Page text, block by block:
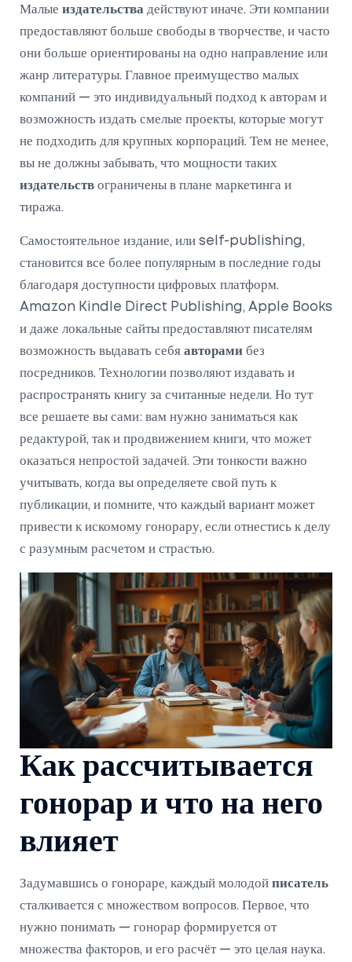
Малые издательства действуют иначе. Эти компании
предоставляют больше свободы в творчестве, и часто
они больше ориентированы на одно направление или
жанр литературы. Главное преимущество малых
компаний — это индивидуальный подход к авторам и
возможность издать смелые проекты, которые могут
не подходить для крупных корпораций. Тем не менее,
вы не должны забывать, что мощности таких
издательств ограничены в плане маркетинга и
тиража.
Самостоятельное издание, или self-publishing,
становится все более популярным в последние годы
благодаря доступности цифровых платформ.
Amazon Kindle Direct Publishing, Apple Books
и даже локальные сайты предоставляют писателям
возможность выдавать себя авторами без
посредников. Технологии позволяют издавать и
распространять книгу за считанные недели. Но тут
все решаете вы сами: вам нужно заниматься как
редактурой, так и продвижением книги, что может
оказаться непростой задачей. Эти тонкости важно
учитывать, когда вы определяете свой путь к
публикации, и помните, что каждый вариант может
привести к искомому гонорару, если отнестись к делу
с разумным расчетом и страстью.
Как рассчитывается
гонорар и что на него
влияет
Задумавшись о гонораре, каждый молодой писатель
сталкивается с множеством вопросов. Первое, что
нужно понимать — гонорар формируется от
множества факторов, и его расчёт — это целая наука.